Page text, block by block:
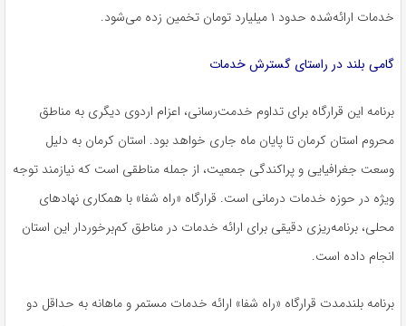
خدمات ارائه‌شده حدود ۱ میلیارد تومان تخمین زده می‌شود.
گامی بلند در راستای گسترش خدمات
برنامه این قرارگاه برای تداوم خدمت‌رسانی، اعزام اردوی دیگری به مناطق
محروم استان کرمان تا پایان ماه جاری خواهد بود. استان کرمان به دلیل
وسعت جغرافیایی و پراکندگی جمعیت، از جمله مناطقی است که نیازمند توجه
ویژه در حوزه خدمات درمانی است. قرارگاه «راه شفا» با همکاری نهادهای
محلی، برنامه‌ریزی دقیقی برای ارائه خدمات در مناطق کم‌برخوردار این استان
انجام داده است.
برنامه بلندمدت قرارگاه «راه شفا» ارائه خدمات مستمر و ماهانه به حداقل دو